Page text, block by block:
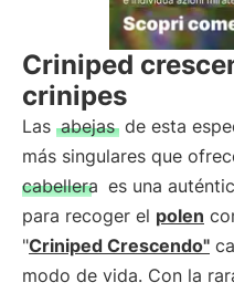
Criniped
crinipes
Las abejas de esta
más singulares que
cabellera es una
para recoger el polen
"Criniped Crescendo"
modo de vida. Con la